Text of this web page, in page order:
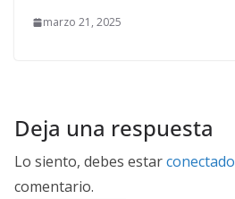
marzo 21, 2025
Deja una respuesta
Lo siento, debes estarconectado
comentario.